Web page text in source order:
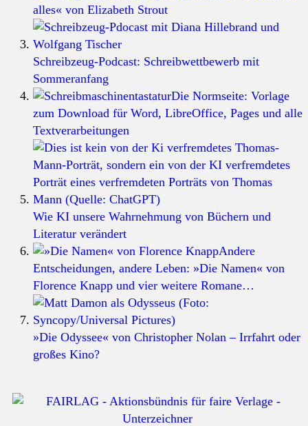
alles« von Elizabeth Strout
Schreibzeug-Podcast: Schreibwettbewerb mit
Sommeranfang
Die Normseite: Vorlage
zum Download für Word, LibreOffice, Pages und alle
Textverarbeitungen
Wie KI unsere Wahrnehmung von Büchern und
Literatur verändert
Andere
Entscheidungen, andere Leben: »Die Namen« von
Florence Knapp und vier weitere Romane…
»Die Odyssee« von Christopher Nolan – Irrfahrt oder
großes Kino?